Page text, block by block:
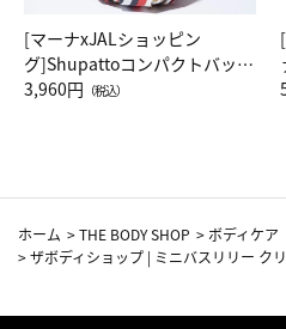
[マーナxJALショッピン
グ]Shupattoコンパクトバッグ
Drop JAL客室乗務員（LC）ス
3,960円 （税込）
ホーム >THE BODY SHOP > ボディケア
>ザボディショップ | ミニバスリリー ク